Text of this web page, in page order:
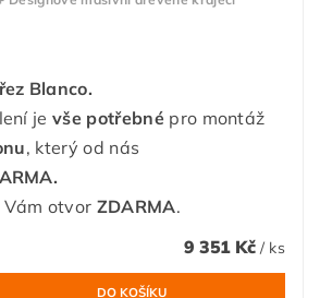
Blanco.
jevše potřebnépro montáž
, který od nás
otvor ZDARMA.
9 351 Kč / ks